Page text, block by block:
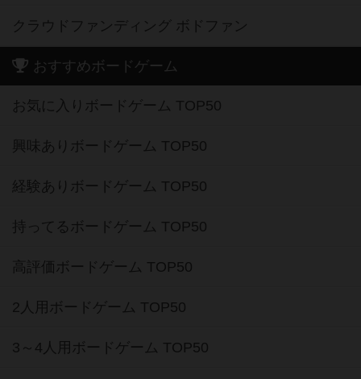
クラウドファンディング ボドファン
おすすめボードゲーム
お気に入りボードゲーム TOP50
興味ありボードゲーム TOP50
経験ありボードゲーム TOP50
持ってるボードゲーム TOP50
高評価ボードゲーム TOP50
2人用ボードゲーム TOP50
3～4人用ボードゲーム TOP50